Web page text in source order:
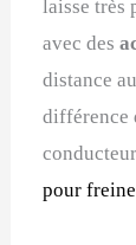
laisse très
avec des
distance
différence
pour